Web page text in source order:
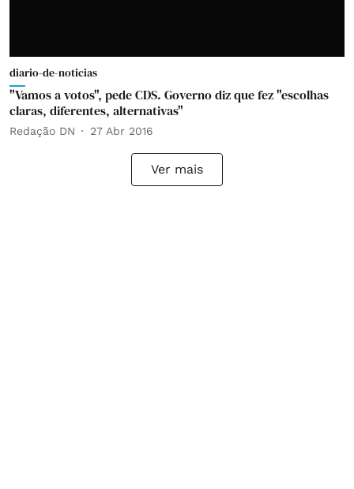
diario-de-noticias
"Vamos a votos", pede CDS. Governo diz que fez "escolhas
claras, diferentes, alternativas"
Redação DN 27 Abr 2016
Ver mais